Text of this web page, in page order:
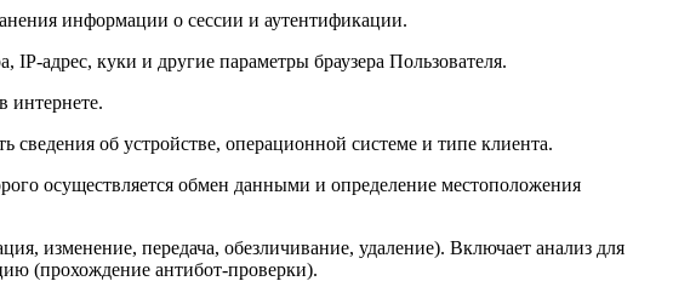
информации о сессии и аутентификации.
адрес, куки и другие параметры браузера Пользователя.
интернете.
сведения об устройстве, операционной системе и типе клиента.
осуществляется обмен данными и определение местоположения
изменение, передача, обезличивание, удаление). Включает анализ для
(прохождение антибот-проверки).